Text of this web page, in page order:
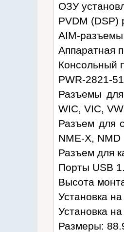
ОЗУ
PVDM (DSP)
AIM-
Аппаратная
Консольный
PWR-2821-
Разъемы
WIC, VIC,
Разъем для
NME-X, NMD
Разъем для
Порты USB
Высота
Установка
Установка
Размеры: